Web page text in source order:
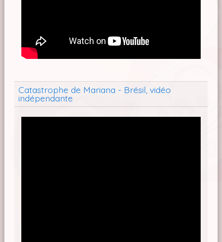
Catastrophe de Mariana - Brésil, vidéo
indépendante